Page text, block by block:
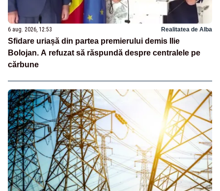
6 aug. 2026, 12:53 Realitatea de Alba
Sfidare uriașă din partea premierului demis Ilie
Bolojan. A refuzat să răspundă despre centralele pe
cărbune